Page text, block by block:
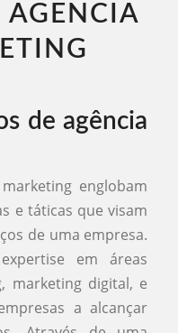
AGENCIA
de agência
englobam
e táticas que visam
de uma empresa.
em áreas
marketing digital, e
a alcançar